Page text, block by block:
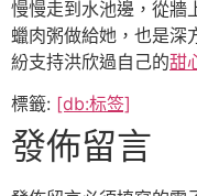
慢慢走到水池邊，從牆
蠟肉粥做給她，也是深
紛支持洪欣過自己的甜
標籤: [db:标签]
發佈留言